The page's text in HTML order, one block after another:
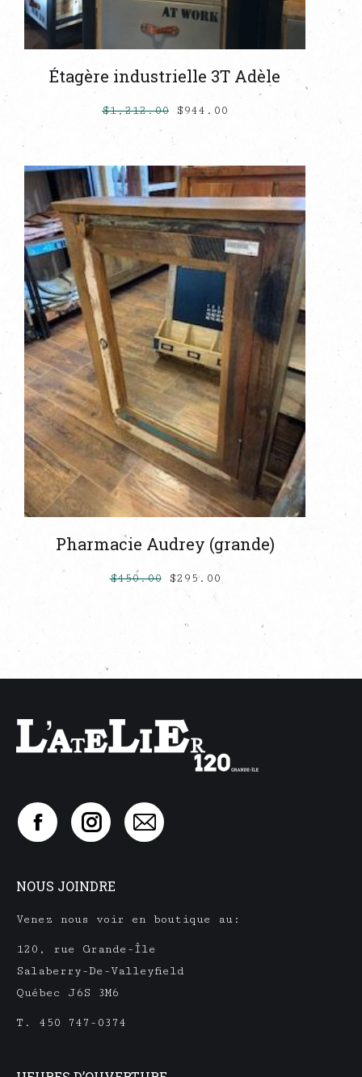
Étagère industrielle 3T Adèle
$1,212.00 $944.00
Pharmacie Audrey (grande)
$450.00 $295.00
Trouvez nous sur :
Facebook
in
new
Instagram
in
new
Mail
new
NOUS JOINDRE
Venez nous voir en boutique au:
120, rue Grande-Île
Salaberry-De-Valleyfield
Québec J6S 3M6
T. 450 747-0374